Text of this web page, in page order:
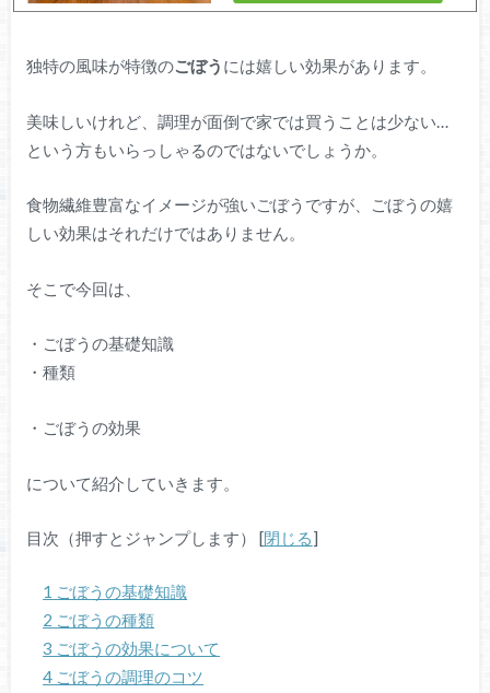
独特の風味が特徴のごぼう には嬉しい効果があります。
美味しいけれど、調理が面倒で家では買うことは少ない…
という方もいらっしゃるのではないでしょうか。
食物繊維豊富なイメージが強いごぼうですが、ごぼうの嬉
しい効果はそれだけではありません。
そこで今回は、
・ごぼうの基礎知識
・種類
・ごぼうの効果
について紹介していきます。
目次（押すとジャンプします） [閉じる]
1 ごぼうの基礎知識
2 ごぼうの種類
3 ごぼうの効果について
4 ごぼうの調理のコツ